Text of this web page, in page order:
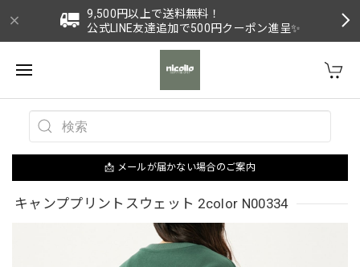
9,500円以上で送料無料！
公式LINE友達追加で500円クーポン進呈✨
📩 メールが届かない場合のご案内
キャンププリントスウェット 2color N00334